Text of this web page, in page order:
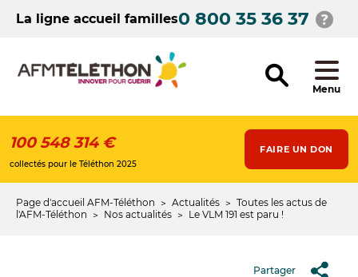
contenuLa ligne accueil familles0 800 35 36 37
Menu
100 548 314 €
collectés pour le Téléthon 2025
FAIRE UN DON
Fil
Page d'accueil AFM-Téléthon Actualités
Toutes les actus de
l'AFM-Téléthon
Nos actualités Le VLM 191 est paru !
Partager